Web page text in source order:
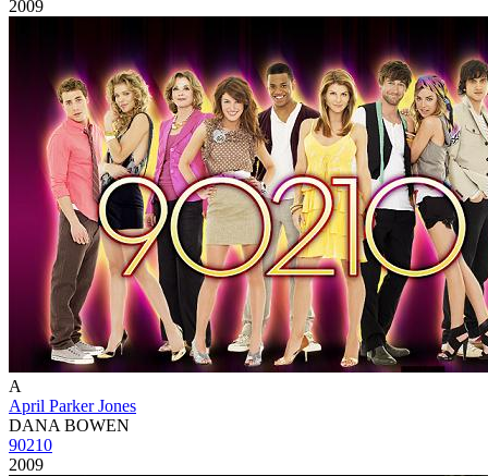
2009
A
April Parker Jones
DANA BOWEN
90210
2009